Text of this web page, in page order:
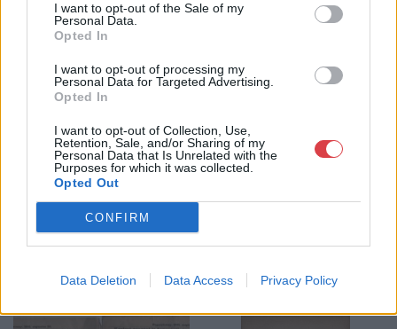
I want to opt-out of the Sale of my
Personal Data.
Opted In
I want to opt-out of processing my
Personal Data for Targeted Advertising.
Opted In
I want to opt-out of Collection, Use,
Retention, Sale, and/or Sharing of my
Personal Data that Is Unrelated with the
Purposes for which it was collected.
Opted Out
CONFIRM
Data Deletion Data Access Privacy Policy
Bemutatkozás: Immár közel 30 éve, hogy a Múzeum körúton
elkezdte működését a Mike és Tsa Antikvárium, majd 2010-ben
és megszületett a Mike Portobello Aukciósház. 2022-től saját
oldalunkon bonyolítjuk árverésünket. www.aukcio.net
GALÉRIA TOVÁBBI MŰTÁRGYAI
KAPCSOLÓDÓ MŰTÁRGYAK